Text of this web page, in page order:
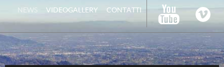
NEWS VIDEOGALLERY CONTATTI